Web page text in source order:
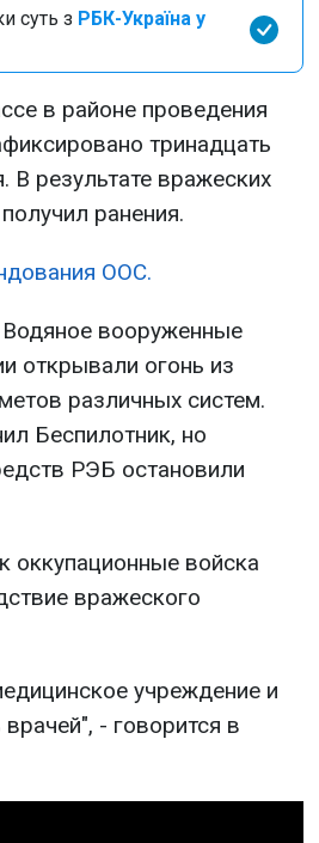
суть з РБК-Україна у
в районе проведения
тринадцать
результате вражеских
ранения.
ООС.
Водяное вооруженные
открывали огонь из
различных систем.
Беспилотник, но
РЭБ остановили
оккупационные войска
вражеского
учреждение и
- говорится в